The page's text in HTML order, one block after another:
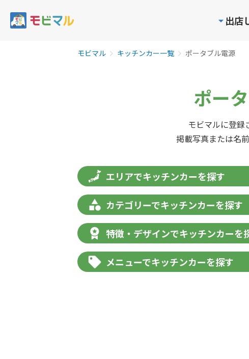
出店
モビマル キッチンカー一覧 ポータブル電源
ポー
モビマルに登録
掲載写真または名
エリアでキッチンカーを探す
カテゴリーでキッチンカーを探す
特徴・デザインでキッチンカーを
メニューでキッチンカーを探す